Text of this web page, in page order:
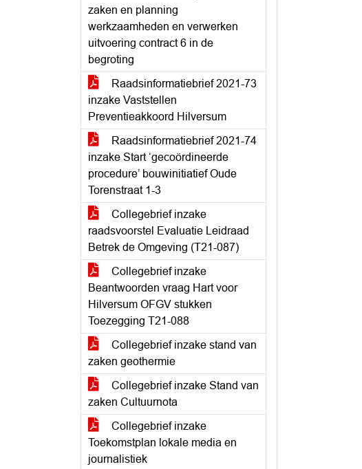
zaken en planning
werkzaamheden en verwerken
uitvoering contract 6 in de
begroting
Raadsinformatiebrief 2021-73
inzake Vaststellen
Preventieakkoord Hilversum
Raadsinformatiebrief 2021-74
inzake Start ‘gecoördineerde
procedure’ bouwinitiatief Oude
Torenstraat 1-3
Collegebrief inzake
raadsvoorstel Evaluatie Leidraad
Betrek de Omgeving (T21-087)
Collegebrief inzake
Beantwoorden vraag Hart voor
Hilversum OFGV stukken
Toezegging T21-088
Collegebrief inzake stand van
zaken geothermie
Collegebrief inzake Stand van
zaken Cultuurnota
Collegebrief inzake
Toekomstplan lokale media en
journalistiek